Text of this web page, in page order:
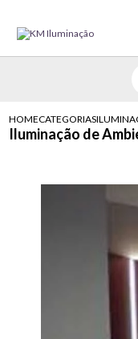
HOMECATEGORIAS
Iluminação de